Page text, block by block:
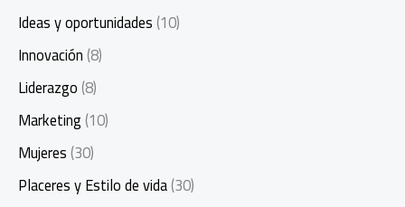
Ideas y oportunidades(10)
Innovación(8)
Liderazgo(8)
Marketing(10)
Mujeres(30)
Placeres y Estilo de vida(30)